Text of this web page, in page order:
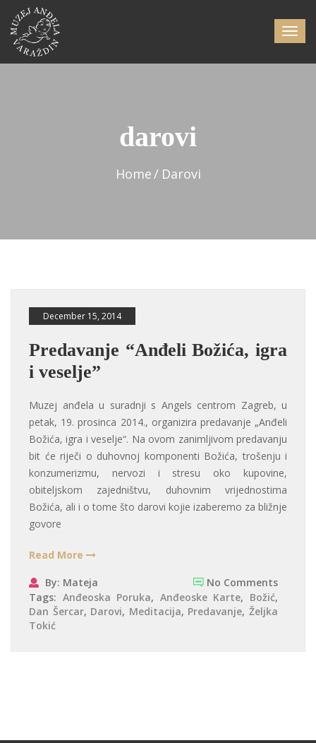
darovi
Home Darovi
December 15, 2014
Predavanje “Anđeli Božića, igra
i veselje”
Muzej anđela u suradnji s Angels centrom Zagreb, u
petak, 19. prosinca 2014., organizira predavanje „Anđeli
Božića, igra i veselje“. Na ovom zanimljivom predavanju
bit će riječi o duhovnoj komponenti Božića, trošenju i
konzumerizmu, nervozi i stresu oko kupovine,
obiteljskom zajedništvu, duhovnim vrijednostima
Božića, ali i o tome što darovi kojie izaberemo za bližnje
govore
Read More
By: Mateja
No Comments
Tags: Anđeoska Poruka, Anđeoske Karte, Božić,
Dan Šercar, Darovi, Meditacija, Predavanje,Željka
Tokić